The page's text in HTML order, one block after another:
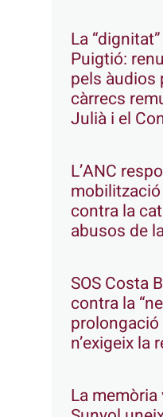
La
Puigtió:
pels àudios
càrrecs
Julià i el
L’ANC
contra la
abusos de
SOS Costa
contra la
prolongació
n’exigeix la
La